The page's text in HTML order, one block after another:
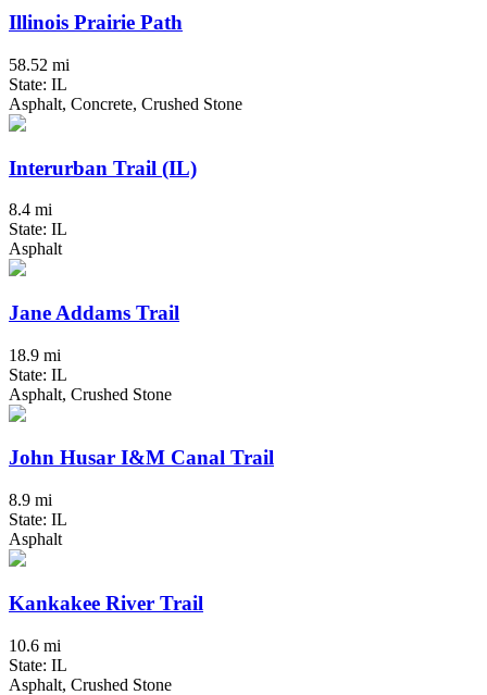
Illinois Prairie Path
58.52 mi
State: IL
Asphalt, Concrete, Crushed Stone
Interurban Trail (IL)
8.4 mi
State: IL
Asphalt
Jane Addams Trail
18.9 mi
State: IL
Asphalt, Crushed Stone
John Husar I&M Canal Trail
8.9 mi
State: IL
Asphalt
Kankakee River Trail
10.6 mi
State: IL
Asphalt, Crushed Stone